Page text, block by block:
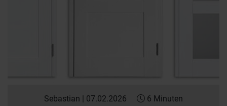
Sebastian | 07.02.2026 6 Minuten